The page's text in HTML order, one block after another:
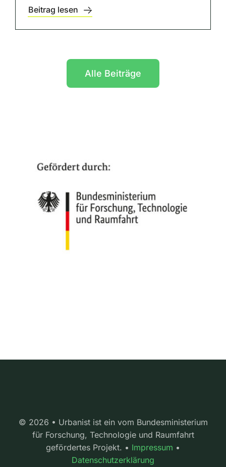
Beitrag lesen
Alle Beiträge
© 2026 • Urbanist ist ein vom Bundesministerium
für Forschung, Technologie und Raumfahrt
gefördertes Projekt. • Impressum •
Datenschutzerklärung